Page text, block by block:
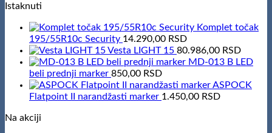
Istaknuti
Komplet točak
195/55R10c Security 14.290,00 RSD
Vesta LIGHT 15 80.986,00 RSD
MD-013 B LED
beli prednji marker 850,00 RSD
ASPOCK
Flatpoint II narandžasti marker 1.450,00 RSD
Na akciji